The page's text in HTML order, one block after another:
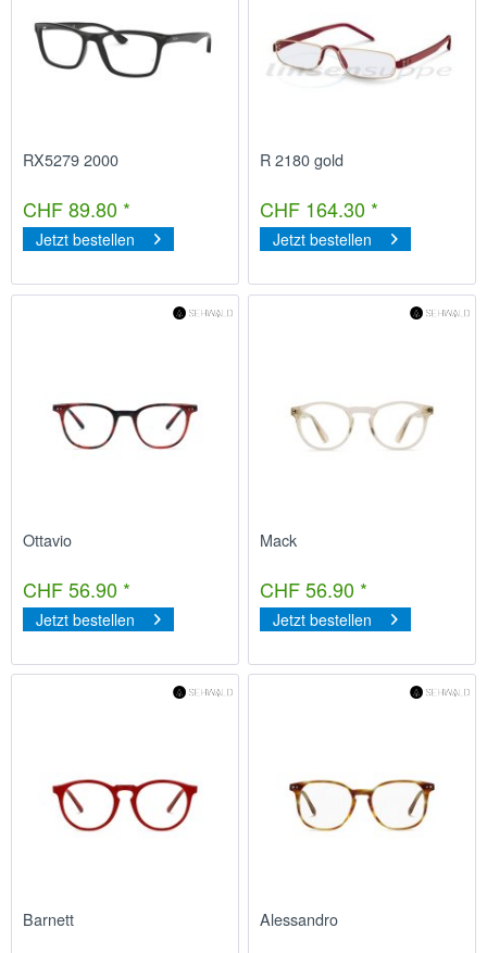
RX5279 2000
CHF 89.80 *
Jetzt bestellen
R 2180 gold
CHF 164.30 *
Jetzt bestellen
Ottavio
CHF 56.90 *
Jetzt bestellen
Mack
CHF 56.90 *
Jetzt bestellen
Barnett Alessandro